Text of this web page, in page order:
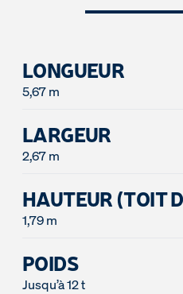
LONGUEUR
5,67 m
LARGEUR
2,67 m
HAUTEUR (TOIT
1,79 m
POIDS
Jusqu’à 12 t